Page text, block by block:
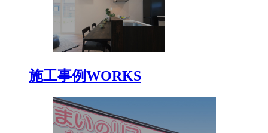
施工事例WORKS